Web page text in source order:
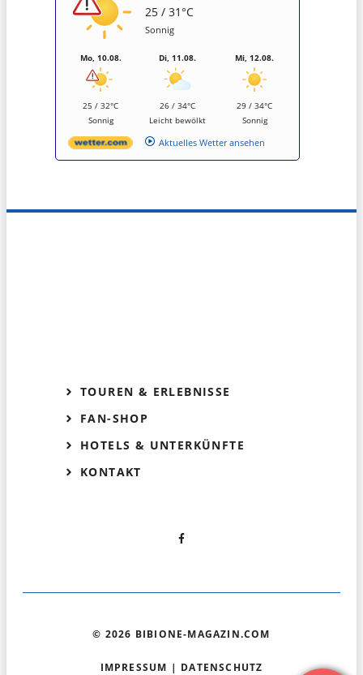
25 / 31°C
Sonnig
Mo, 10.08.
25 / 32°C
Sonnig
Di, 11.08.
26 / 34°C
Leicht bewölkt
Mi, 12.08.
29 / 34°C
Sonnig
Aktuelles Wetter ansehen
TOUREN & ERLEBNISSE
FAN-SHOP
HOTELS & UNTERKÜNFTE
KONTAKT
© 2026 BIBIONE-MAGAZIN.COM
IMPRESSUM | DATENSCHUTZ